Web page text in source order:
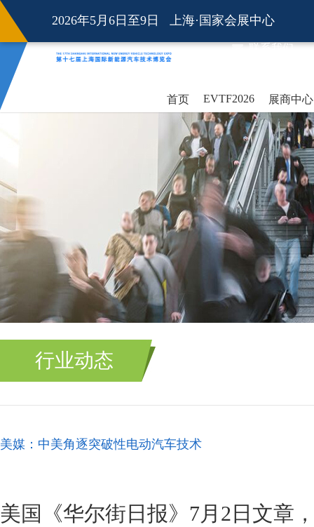
2026年5月6日至9日 上海·国家会展中心
联系我们
首页 EVTF2026 展商中心
行业动态
美媒：中美角逐突破性电动汽车技术
美国《华尔街日报》7月2日文章